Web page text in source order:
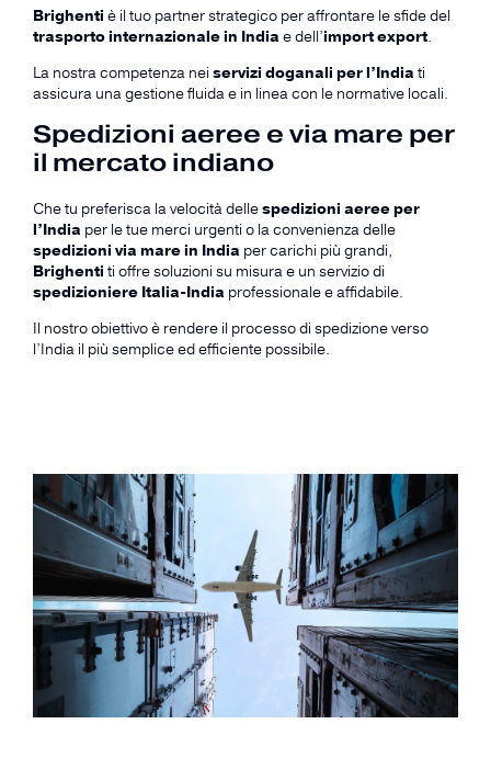
Brighenti è il tuo partner strategico per affrontare le sfide del
trasporto internazionale in India e dell’import export.
La nostra competenza nei servizi doganali per l’India ti
assicura una gestione fluida e in linea con le normative locali.
Spedizioni aeree e via mare per
il mercato indiano
Che tu preferisca la velocità dellespedizioni aeree per
l’India per le tue merci urgenti o la convenienza delle
spedizioni via mare in India per carichi più grandi,
Brighenti ti offre soluzioni su misura e un servizio di
spedizioniere Italia-India professionale e affidabile.
Il nostro obiettivo è rendere il processo di spedizione verso
l’India il più semplice ed efficiente possibile.